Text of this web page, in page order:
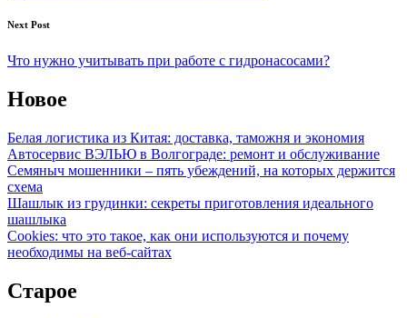
Next Post
Что нужно учитывать при работе с гидронасосами?
Новое
Белая логистика из Китая: доставка, таможня и экономия
Автосервис ВЭЛЬЮ в Волгограде: ремонт и обслуживание
Семяныч мошенники – пять убеждений, на которых держится
схема
Шашлык из грудинки: секреты приготовления идеального
шашлыка
Cookies: что это такое, как они используются и почему
необходимы на веб-сайтах
Старое